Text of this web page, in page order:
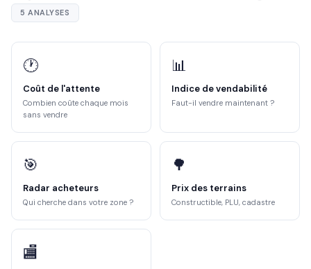
5 ANALYSES
🕐
Coût de l'attente
Combien coûte chaque mois
sans vendre
📊
Indice de vendabilité
Faut-il vendre maintenant ?
🎯
Radar acheteurs
Qui cherche dans votre zone ?
🌳
Prix des terrains
Constructible, PLU, cadastre
🏬